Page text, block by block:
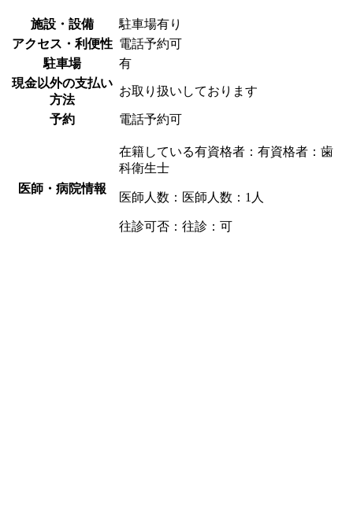
施設・設備
駐車場有り
アクセス・利便性 電話予約可
駐車場
有
現金以外の支払い
方法
お取り扱いしております
予約 電話予約可
医師・病院情報
在籍している有資格者：有資格者：歯
科衛生士
医師人数：医師人数：1人
往診可否：往診：可